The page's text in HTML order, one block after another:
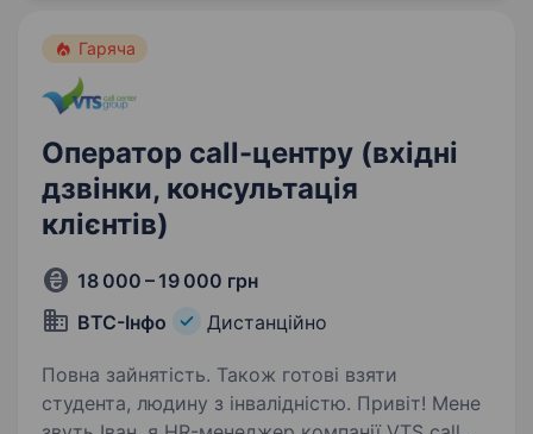
Гаряча
Оператор call-центру (вхідні
дзвінки, консультація
клієнтів)
18 000 – 19 000 грн
ВТС-Інфо
Дистанційно
Повна зайнятість. Також готові взяти
студента, людину з інвалідністю. Привіт! Мене